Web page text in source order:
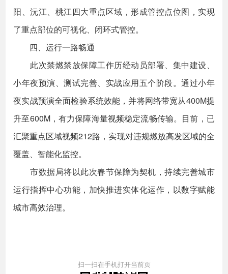
阳、沅江、桃江四大重点区域，形成管控点位图，实现
了重点部位的可视化、闭环式管控。
四、运行一路畅通
此次禁燃禁放保障工作历经动员部署、集中建设、
小年夜预演、测试完善、实战应用五个阶段。通过小年
夜实战预演全面检验系统效能，并将网络带宽从400M提
升至600M，有力保障海量视频稳定流畅传输。目前，已
汇聚重点区域视频212路，实现对违规燃放高发区域的全
覆盖、智能化监控。
市数据局将以此次春节保障为契机，持续完善城市
运行指挥中心功能，加快推进实体化运作，以数字赋能
城市高效治理。
扫一扫在手机打开当前页